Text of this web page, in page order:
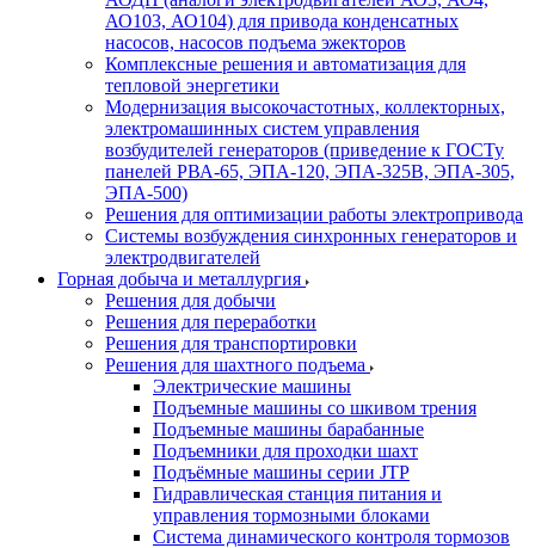
АО103, АО104) для привода конденсатных
насосов, насосов подъема эжекторов
Комплексные решения и автоматизация для
тепловой энергетики
Модернизация высокочастотных, коллекторных,
электромашинных систем управления
возбудителей генераторов (приведение к ГОСТу
панелей РВА-65, ЭПА-120, ЭПА-325В, ЭПА-305,
ЭПА-500)
Решения для оптимизации работы электропривода
Системы возбуждения синхронных генераторов и
электродвигателей
Горная добыча и металлургия
Решения для добычи
Решения для переработки
Решения для транспортировки
Решения для шахтного подъема
Электрические машины
Подъемные машины со шкивом трения
Подъемные машины барабанные
Подъемники для проходки шахт
Подъёмные машины серии JTP
Гидравлическая станция питания и
управления тормозными блоками
Система динамического контроля тормозов